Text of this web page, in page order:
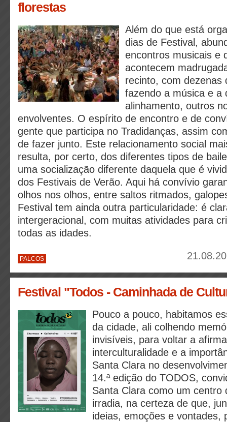
florestas
Além do que está
dias de Festival,
encontros musicais e
acontecem
recinto, com dezenas
fazendo a música e a
alinhamento, outros
envolventes. O espírito de encontro e de
gente que participa no Tradidanças, assim
de fazer junto. Este relacionamento social
resulta, por certo, dos diferentes tipos de
uma socialização diferente daquela que é
dos Festivais de Verão. Aqui há convívio
olhos nos olhos, entre saltos ritmados,
Festival tem ainda outra particularidade: é
intergeracional, com muitas atividades para
todas as idades.
PALCOS
Festival "Todos - Caminhada de
Pouco a pouco, habitamos
da cidade, ali colhendo
invisíveis, para voltar a
interculturalidade e a
Santa Clara no
14.ª edição do TODOS,
Santa Clara como um centro
irradia, na certeza de que,
ideias, emoções e vontades,